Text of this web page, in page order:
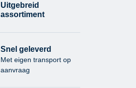
Uitgebreid
assortiment
Snel geleverd
Met eigen transport op
aanvraag